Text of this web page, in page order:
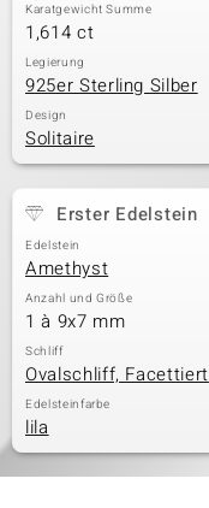
Karatgewicht Summe
1,614 ct
Legierung
925er Sterling Silber
Design
Solitaire
Erster Edelstein
Edelstein
Amethyst
Anzahl und Größe
1 à 9x7 mm
Schliff
Ovalschliff, Facettiert
Edelsteinfarbe
lila